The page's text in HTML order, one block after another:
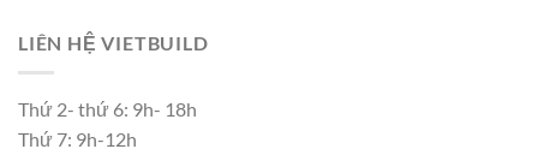
LIÊN HỆ VIETBUILD
Thứ 2- thứ 6: 9h- 18h
Thứ 7: 9h-12h